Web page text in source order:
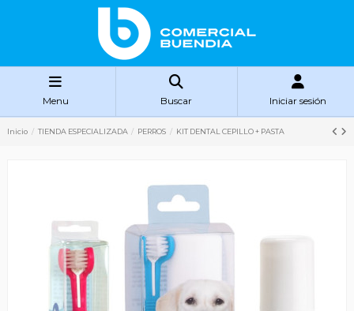
Menu Buscar Iniciar sesión
Inicio TIENDA ESPECIALIZADA PERROS KIT DENTAL CEPILLO + PASTA